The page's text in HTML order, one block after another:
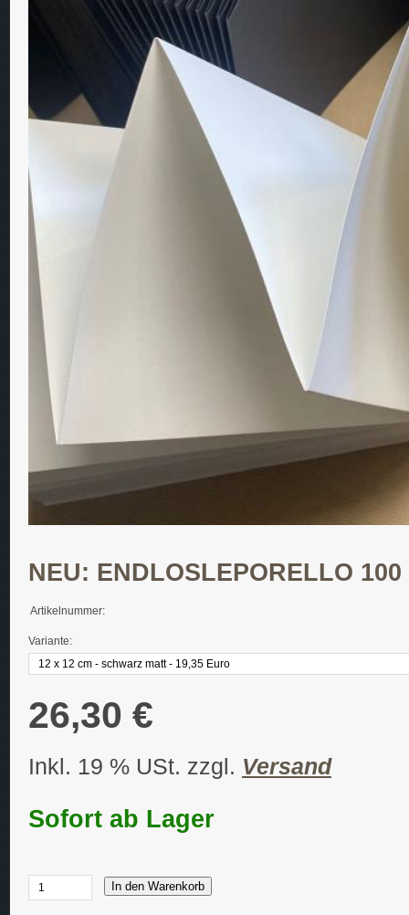
NEU: ENDLOSLEPORELLO
Artikelnummer:
Variante:
26,30 €
Inkl. 19 % USt. zzgl. Versand
Sofort ab Lager
In den Warenkorb